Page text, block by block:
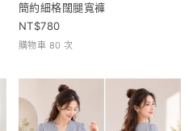
簡約細格闊腿寬褲
780
購物車 80 次